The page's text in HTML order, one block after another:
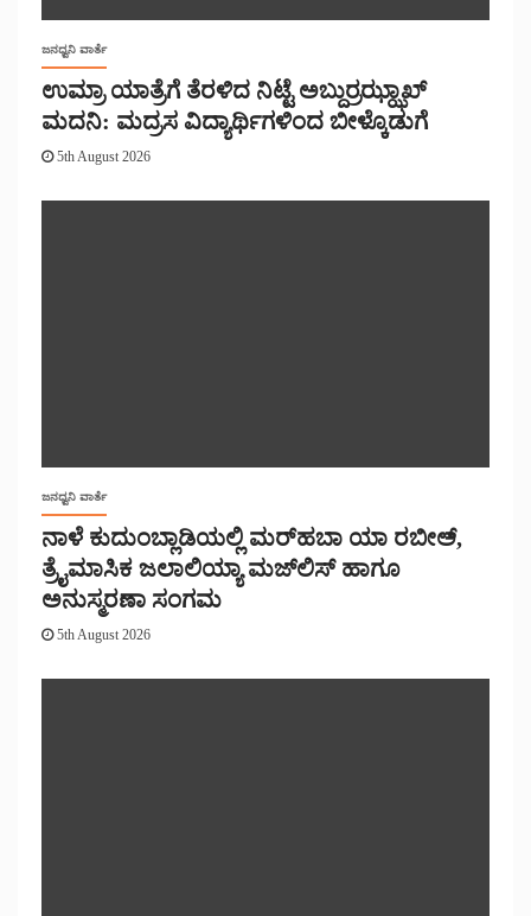
ಜನಧ್ವನಿ ವಾರ್ತೆ
ಉಮ್ರಾ ಯಾತ್ರೆಗೆ ತೆರಳಿದ ನಿಟ್ಟೆ ಅಬ್ದುರ್ರಝ್ಝಾಖ್
ಮದನಿ: ಮದ್ರಸ ವಿದ್ಯಾರ್ಥಿಗಳಿಂದ ಬೀಳ್ಕೊಡುಗೆ
5th August 2026
ಜನಧ್ವನಿ ವಾರ್ತೆ
ನಾಳೆ ಕುದುಂಬ್ಲಾಡಿಯಲ್ಲಿ ಮರ್‌‌ಹಬಾ ಯಾ ರಬೀಅ್,
ತ್ರೈಮಾಸಿಕ ಜಲಾಲಿಯ್ಯಾ ಮಜ್‌‌ಲಿಸ್‌‌ ಹಾಗೂ
ಅನುಸ್ಮರಣಾ ಸಂಗಮ
5th August 2026